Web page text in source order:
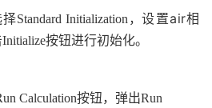
Standard Initialization，设置air相
按钮进行初始化。
Calculation按钮，弹出Run